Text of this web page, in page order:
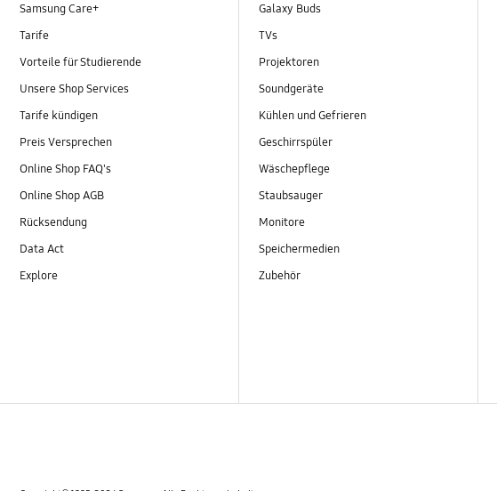
Samsung Care+
Tarife
Vorteile für Studierende
Unsere Shop Services
Tarife kündigen
Preis Versprechen
Online Shop FAQ's
Online Shop AGB
Rücksendung
Data Act
Explore
Galaxy Buds
TVs
Projektoren
Soundgeräte
Kühlen und Gefrieren
Geschirrspüler
Wäschepflege
Staubsauger
Monitore
Speichermedien
Zubehör